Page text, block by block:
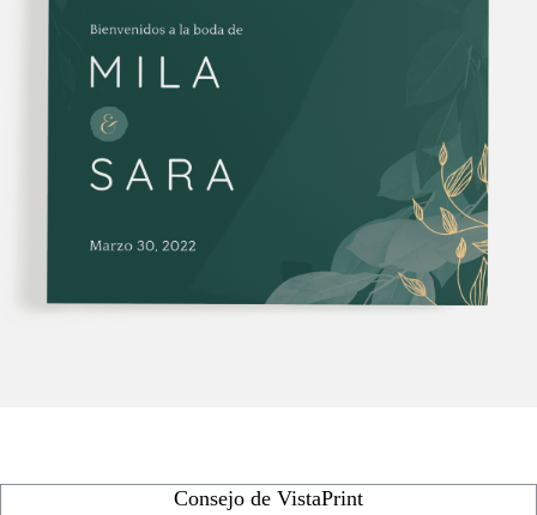
Consejo de VistaPrint